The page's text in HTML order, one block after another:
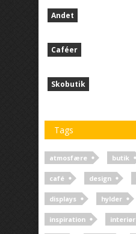
Andet
Caféer
Skobutik
Tags
atmosfære butik
café design
displays hylder
inspiration interiør